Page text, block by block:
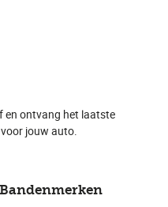
Bandenmerken
en ontvang het laatste
jouw auto.